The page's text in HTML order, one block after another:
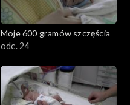
Moje 600 gramów szczęścia
odc. 24